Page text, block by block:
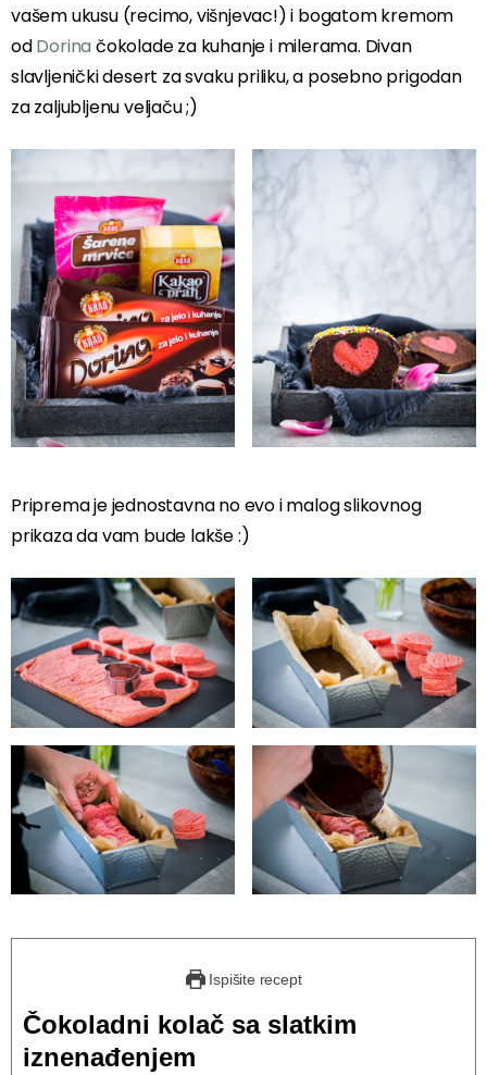
vašem ukusu (recimo, višnjevac!) i bogatom kremom
odDorinačokolade za kuhanje i milerama. Divan
slavljenički desert za svaku priliku, a posebno prigodan
za zaljubljenu veljaču ;)
Priprema je jednostavna no evo i malog slikovnog
prikaza da vam bude lakše :)
Ispišite recept
Čokoladni kolač sa slatkim
iznenađenjem